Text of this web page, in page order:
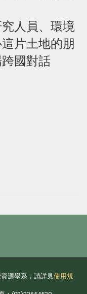
人員、環境
片土地的朋
國對話
源學系，請詳見使用規